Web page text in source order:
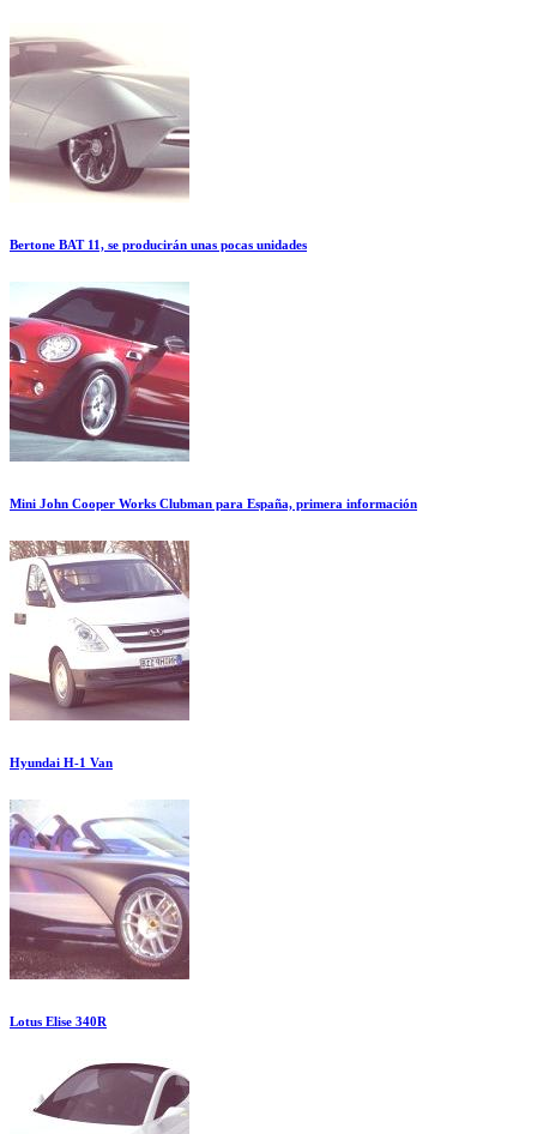
Bertone BAT 11, se producirán unas pocas unidades
Mini John Cooper Works Clubman para España, primera información
Hyundai H-1 Van
Lotus Elise 340R